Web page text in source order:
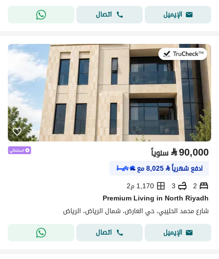
الإيميل
اتصال
في:5 أغسطس 2026
⃁90,000 سنوياً
ادفع شهرياً⃁
8,025مع
2
3
1,170 م2
Premium Living in North Riyadh
شارع محمد الحليبي، حي العارض، شمال الرياض، الرياض
الإيميل
اتصال